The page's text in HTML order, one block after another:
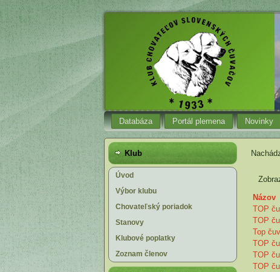
Databáza Portál plemena Novinky
Klub
Úvod
Výbor klubu
Chovateľský poriadok
Stanovy
Klubové poplatky
Zoznam členov
Názov
TOP
TOP
Top
TOP
TOP
TOP